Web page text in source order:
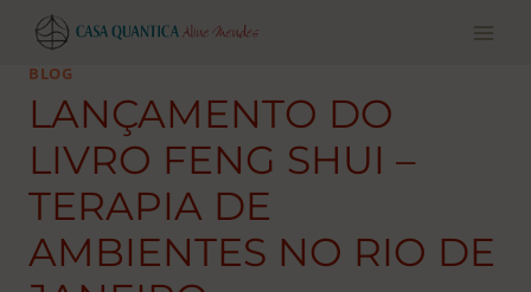
Pular
para
conteúdo
BLOG
LANÇAMENTO DO
LIVRO FENG SHUI –
TERAPIA DE
AMBIENTES NO RIO DE